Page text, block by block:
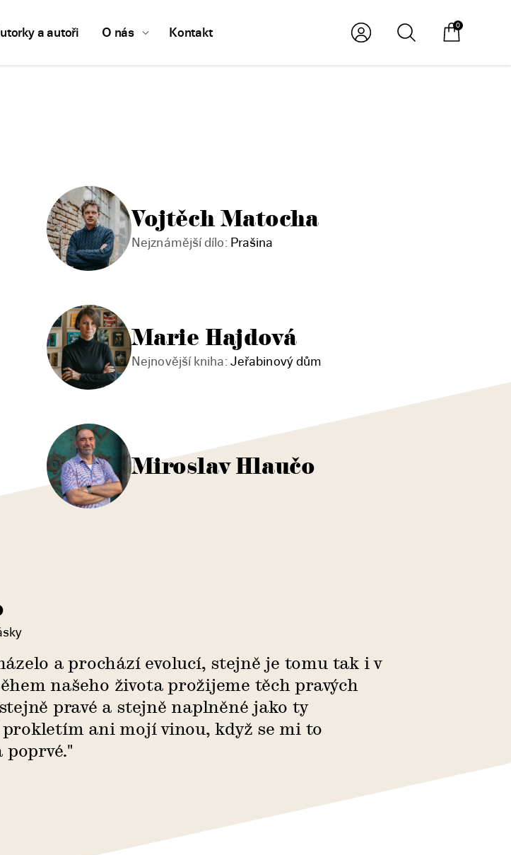
a autoři O nás Kontakt 0
Vojtěch Matocha
Nejznámější dílo: Prašina
Marie Hajdová
Nejnovější kniha: Jeřabinový dům
Miroslav Hlaučo
a prochází evolucí, stejně je tomu tak i v
našeho života prožijeme těch pravých
pravé a stejně naplněné jako ty
ani mojí vinou, když se mi to
poprvé."